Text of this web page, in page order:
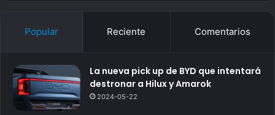
Popular Reciente Comentarios
La nueva pick up de BYD que intentará
destronar a Hilux y Amarok
2024-05-22